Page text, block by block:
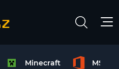
Minecraft MS